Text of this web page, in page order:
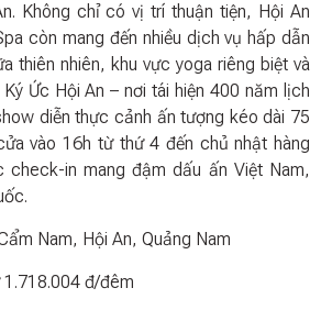
Không chỉ có vị trí thuận tiện, Hội An
còn mang đến nhiều dịch vụ hấp dẫn
thiên nhiên, khu vực yoga riêng biệt và
Ức Hội An – nơi tái hiện 400 năm lịch
diễn thực cảnh ấn tượng kéo dài 75
vào 16h từ thứ 4 đến chủ nhật hàng
check-in mang đậm dấu ấn Việt Nam,
Nam, Hội An, Quảng Nam
đ/đêm